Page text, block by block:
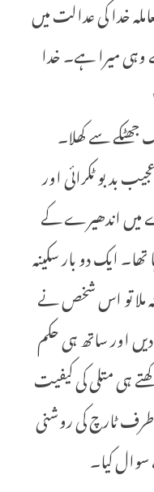
خدا کی عدالت میں
میرا ہے۔ خدا
جھٹکے سے کھلا۔
بدبو ٹکرائی اور
میں اندھیرے کے
ایک دو بار سکینہ
ملا تو اس شخص نے
اور ساتھ ہی حکم
ہی متلی کی کیفیت
ٹارچ کی روشنی
کیا۔